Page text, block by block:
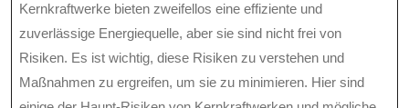
Kernkraftwerke bieten zweifellos eine effiziente und
zuverlässige Energiequelle, aber sie sind nicht frei von
Risiken. Es ist wichtig, diese Risiken zu verstehen und
Maßnahmen zu ergreifen, um sie zu minimieren. Hier sind